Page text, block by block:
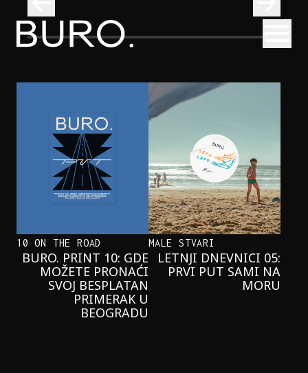
BURO.
KAD SE ISPOD TRGA REPUBLIKE
ZAČUJE OKEAN: SVE O IZLOŽBI
„ATLANTIS”
10 ON THE ROAD
BURO. PRINT 10: GDE
MOŽETE PRONAĆI
SVOJ BESPLATAN
PRIMERAK U
BEOGRADU
MALE STVARI
LETNJI DNEVNICI 05:
PRVI PUT SAMI NA
MORU